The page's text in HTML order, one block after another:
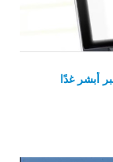
أبشر غدًا